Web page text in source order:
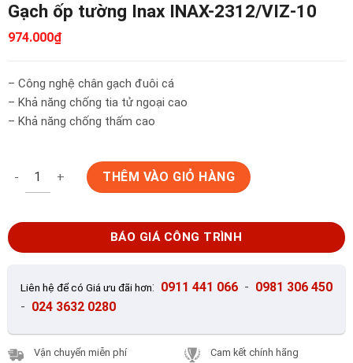
Gạch ốp tường Inax INAX-2312/VIZ-10
974.000₫
– Công nghệ chân gạch đuôi cá
– Khả năng chống tia tử ngoại cao
– Khả năng chống thấm cao
Gạch ốp tường Inax INAX-2312/VIZ-10 số lượng
THÊM VÀO GIỎ HÀNG
BÁO GIÁ CÔNG TRÌNH
Liên hệ để có Giá ưu đãi hơn: 0911 441 066 - 0981 306 450
- 024 3632 0280
Vận chuyển miễn phí
Cam kết chính hãng